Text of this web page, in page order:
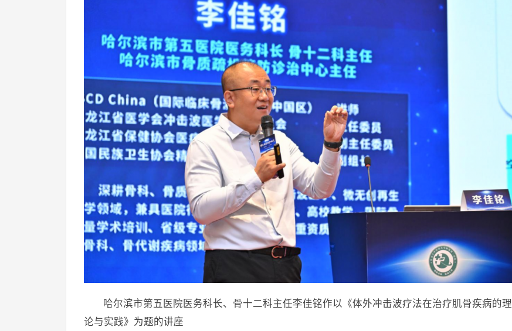
哈尔滨市第五医院医务科长、骨十二科主任李佳铭作以《体外冲击波疗法在治疗肌骨疾病的理
论与实践》为题的讲座